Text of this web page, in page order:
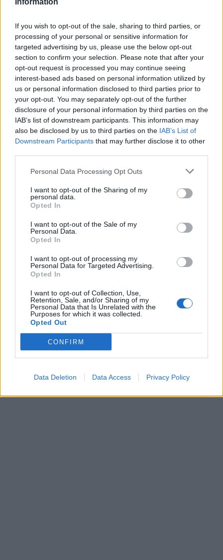
Information
If you wish to opt-out of the sale, sharing to third parties, or
processing of your personal or sensitive information for
targeted advertising by us, please use the below opt-out
section to confirm your selection. Please note that after your
opt-out request is processed you may continue seeing
interest-based ads based on personal information utilized by
us or personal information disclosed to third parties prior to
your opt-out. You may separately opt-out of the further
disclosure of your personal information by third parties on the
IAB’s list of downstream participants. This information may
also be disclosed by us to third parties on the IAB’s List of
Downstream Participants that may further disclose it to other
Personal Data Processing Opt Outs
I want to opt-out of the Sharing of my
personal data.
Opted In
I want to opt-out of the Sale of my
Personal Data.
Opted In
I want to opt-out of processing my
Personal Data for Targeted Advertising.
Opted In
I want to opt-out of Collection, Use,
Retention, Sale, and/or Sharing of my
Personal Data that Is Unrelated with the
Purposes for which it was collected.
Opted Out
CONFIRM
Data Deletion Data Access Privacy Policy